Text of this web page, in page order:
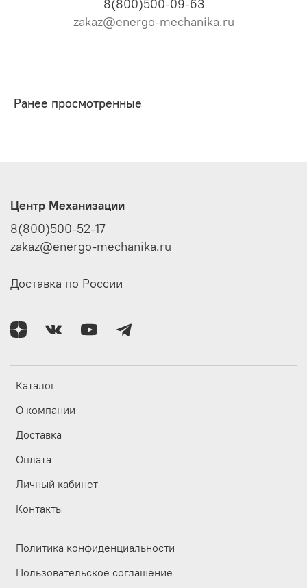
8(800)500-09-63
zakaz@energo-mechanika.ru
Ранее просмотренные
Каталог
О компании
Доставка
Оплата
Личный кабинет
Контакты
Политика конфиденциальности
Пользовательское соглашение
Центр Механизации
8(800)500-52-17
zakaz@energo-mechanika.ru
Доставка по России